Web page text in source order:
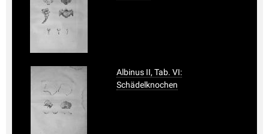
Albinus II, Tab. VI:
Schädelknochen